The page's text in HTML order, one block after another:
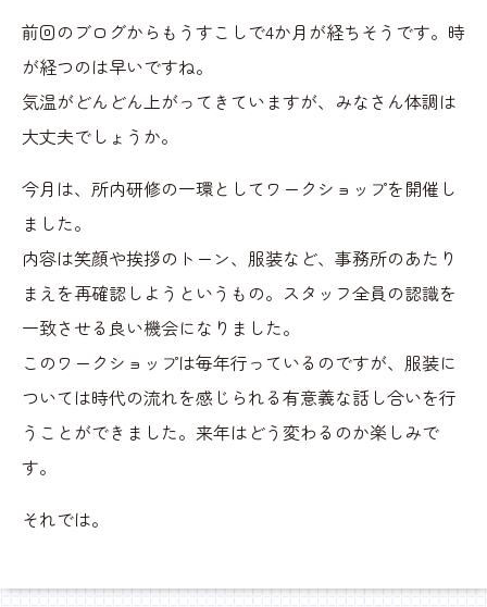
前回のブログからもうすこしで4か月が経ちそうです。時
が経つのは早いですね。
気温がどんどん上がってきていますが、みなさん体調は
大丈夫でしょうか。
今月は、所内研修の一環としてワークショップを開催し
ました。
内容は笑顔や挨拶のトーン、服装など、事務所のあたり
まえを再確認しようというもの。スタッフ全員の認識を
一致させる良い機会になりました。
このワークショップは毎年行っているのですが、服装に
ついては時代の流れを感じられる有意義な話し合いを行
うことができました。来年はどう変わるのか楽しみで
す。
それでは。